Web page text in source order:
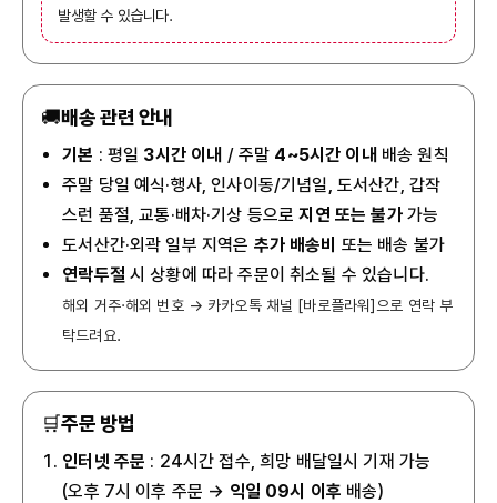
발생할 수 있습니다.
🚚배송 관련 안내
기본 : 평일 3시간 이내 / 주말 4~5시간 이내 배송 원칙
주말 당일 예식·행사, 인사이동/기념일, 도서산간, 갑작
스런 품절, 교통·배차·기상 등으로지연 또는 불가가능
도서산간·외곽 일부 지역은 추가 배송비 또는 배송 불가
연락두절 시 상황에 따라 주문이 취소될 수 있습니다.
해외 거주·해외 번호 → 카카오톡 채널 [바로플라워]으로 연락 부
탁드려요.
🛒주문 방법
인터넷 주문 : 24시간 접수, 희망 배달일시 기재 가능
(오후 7시 이후 주문 → 익일 09시 이후 배송)